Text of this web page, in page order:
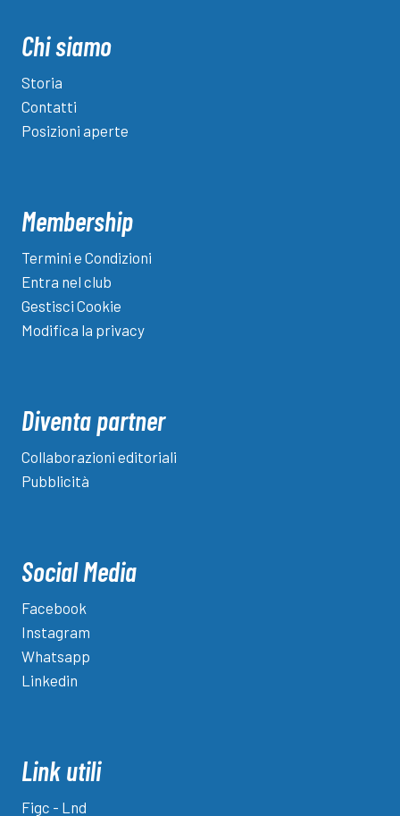
Chi siamo
Storia
Contatti
Posizioni aperte
Membership
Termini e Condizioni
Entra nel club
Gestisci Cookie
Modifica la privacy
Diventa partner
Collaborazioni editoriali
Pubblicità
Social Media
Facebook
Instagram
Whatsapp
Linkedin
Link utili
Figc - Lnd